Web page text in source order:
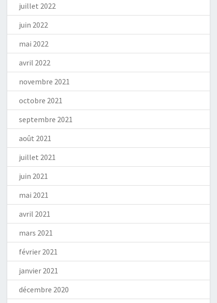
juillet 2022
juin 2022
mai 2022
avril 2022
novembre 2021
octobre 2021
septembre 2021
août 2021
juillet 2021
juin 2021
mai 2021
avril 2021
mars 2021
février 2021
janvier 2021
décembre 2020